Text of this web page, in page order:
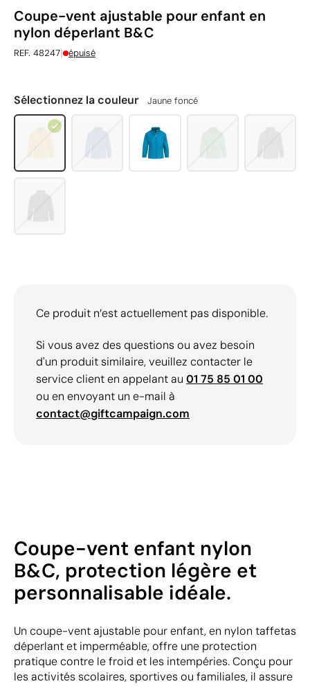
Coupe-vent ajustable pour enfant en
nylon déperlant B&C
REF. 48247| épuisé
Sélectionnez la couleur Jaune foncé
Ce produit n’est actuellement pas disponible.
Si vous avez des questions ou avez besoin
d'un produit similaire, veuillez contacter le
service client en appelant au 01 75 85 01 00
ou en envoyant un e-mail à
contact@giftcampaign.com
Coupe-vent enfant nylon
B&C, protection légère et
personnalisable idéale.
Un coupe-vent ajustable pour enfant, en nylon taffetas
déperlant et imperméable, offre une protection
pratique contre le froid et les intempéries. Conçu pour
les activités scolaires, sportives ou familiales, il assure